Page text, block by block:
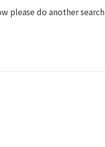
please do another search